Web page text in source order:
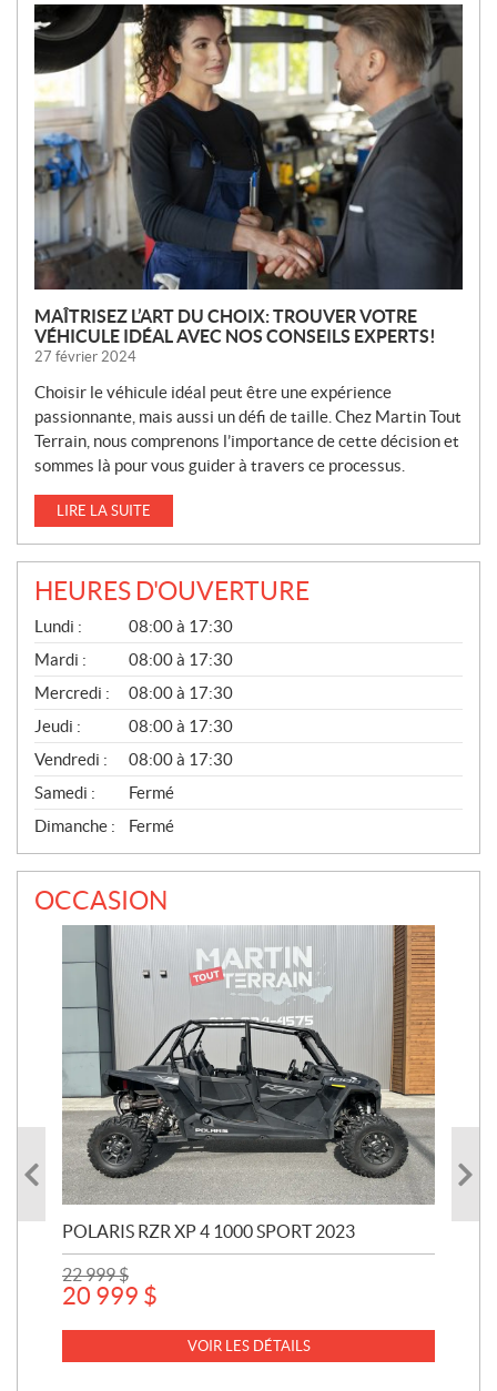
N
O
U
V
E
L
L
E
MAÎTRISEZ L’ART DU CHOIX: TROUVER VOTRE
VÉHICULE IDÉAL AVEC NOS CONSEILS EXPERTS!
27 février 2024
Choisir le véhicule idéal peut être une expérience
passionnante, mais aussi un défi de taille. Chez Martin Tout
Terrain, nous comprenons l’importance de cette décision et
sommes là pour vous guider à travers ce processus.
LIRE LA SUITE
HEURES D'OUVERTURE
G
É
N
É
R
A
L
Lundi :
08:00 à 17:30
Mardi :
08:00 à 17:30
Mercredi :
08:00 à 17:30
Jeudi :
08:00 à 17:30
Vendredi :
08:00 à 17:30
Samedi :
Fermé
Dimanche :
Fermé
OCCASION
POLARIS RZR XP 4 1000 SPORT 2023
22 999$
20 999 $
VOIR LES DÉTAILS